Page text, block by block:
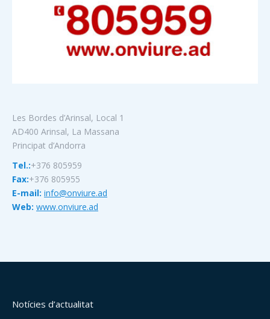
Les Bordes d’Arinsal, Local 1
AD400 Arinsal, La Massana
Principat d’Andorra
Tel.:+376 805959
Fax:+376 805955
E-mail: info@onviure.ad
Web: www.onviure.ad
Notícies d’actualitat